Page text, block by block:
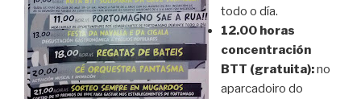
todo o día.
12.00 horas
concentración
BTT (gratuita):no
aparcadoiro do